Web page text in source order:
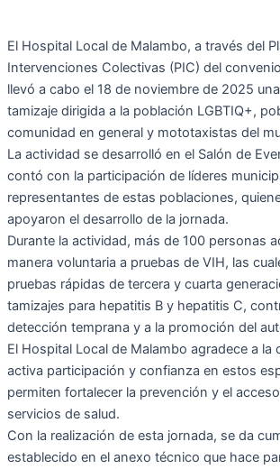
El Hospital Local de Malambo, a través del
Intervenciones Colectivas (PIC) del
llevó a cabo el 18 de noviembre de 2025
tamizaje dirigida a la población LGBTIQ+,
comunidad en general y mototaxistas del
La actividad se desarrolló en el Salón de
contó con la participación de líderes
representantes de estas poblaciones,
apoyaron el desarrollo de la jornada.
Durante la actividad, más de 100 personas
manera voluntaria a pruebas de VIH, las
pruebas rápidas de tercera y cuarta
tamizajes para hepatitis B y hepatitis C,
detección temprana y a la promoción del
El Hospital Local de Malambo agradece a la
activa participación y confianza en estos
permiten fortalecer la prevención y el
servicios de salud.
Con la realización de esta jornada, se da
establecido en el anexo técnico que hace